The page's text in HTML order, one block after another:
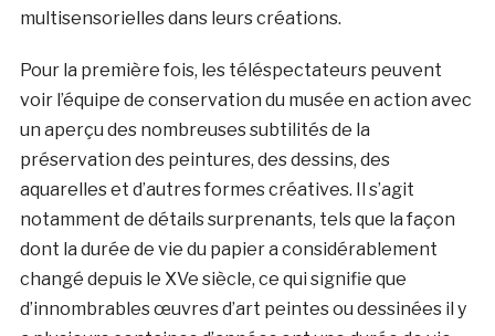
multisensorielles dans leurs créations.
Pour la première fois, les téléspectateurs peuvent
voir l’équipe de conservation du musée en action avec
un aperçu des nombreuses subtilités de la
préservation des peintures, des dessins, des
aquarelles et d’autres formes créatives. Il s’agit
notamment de détails surprenants, tels que la façon
dont la durée de vie du papier a considérablement
changé depuis le XVe siècle, ce qui signifie que
d’innombrables œuvres d’art peintes ou dessinées il y